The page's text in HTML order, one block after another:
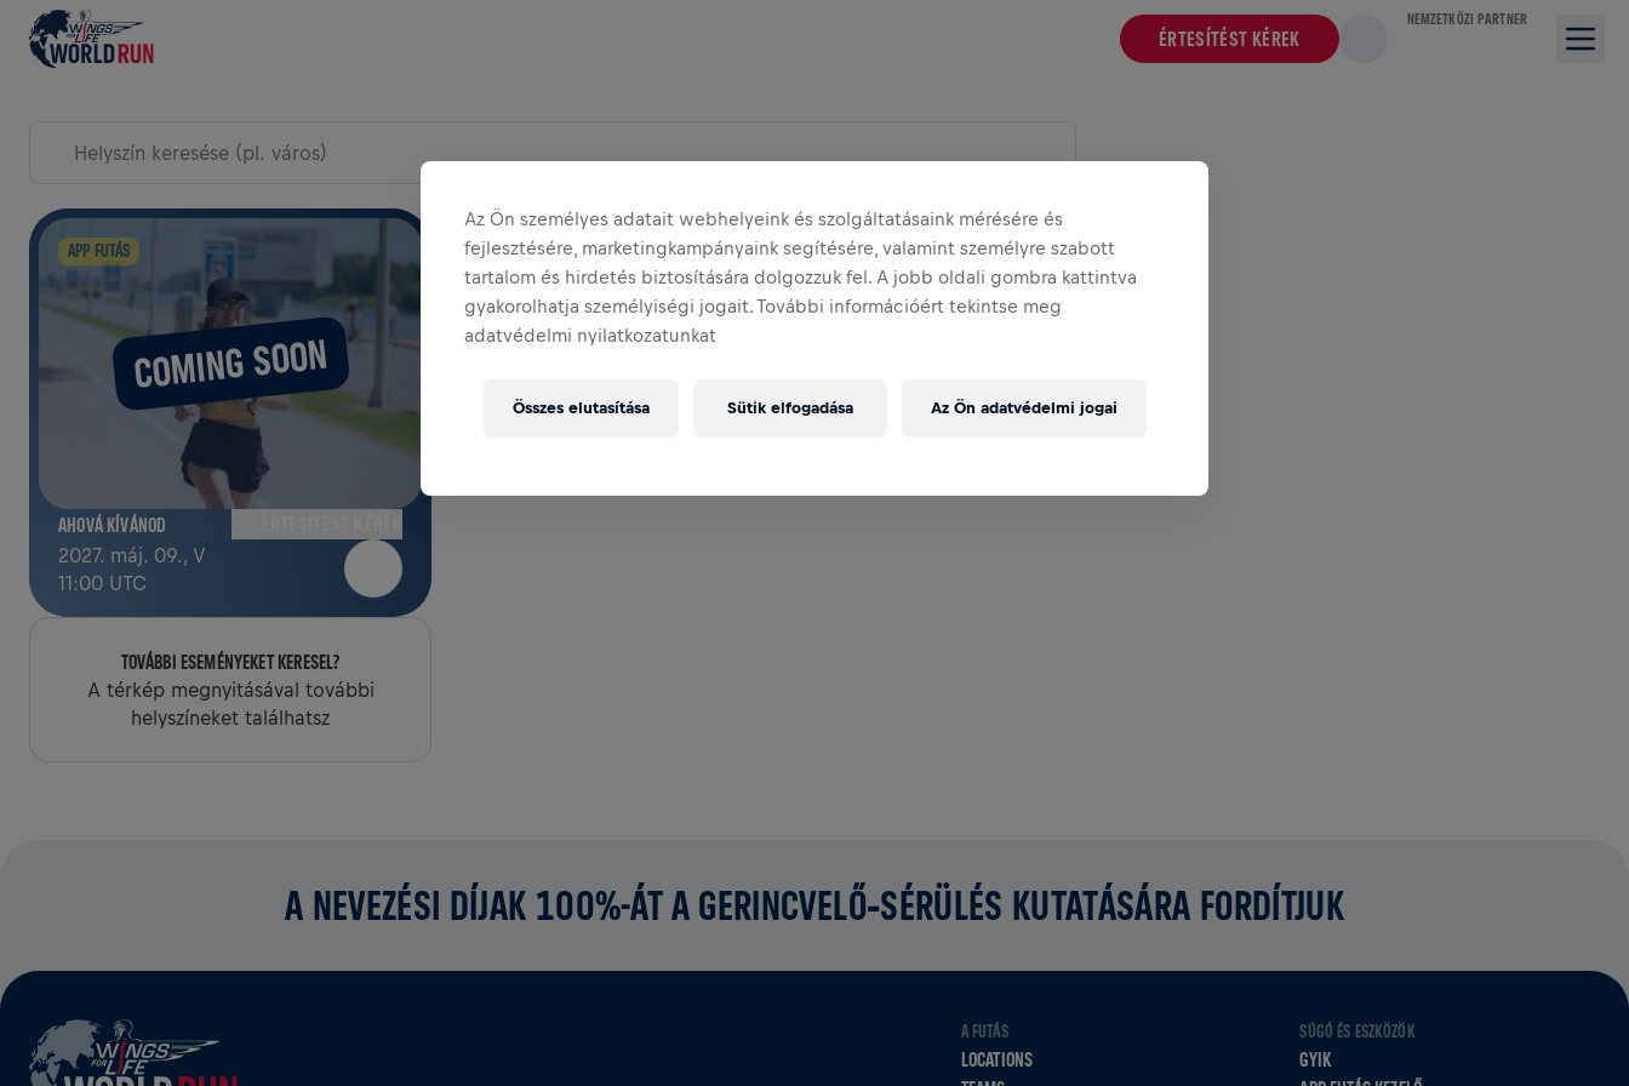
ÉRTESÍTÉST KÉREK
NEMZETKÖZI PARTNER
COMING SOON
APP FUTÁS
AHOVÁ KÍVÁNOD
2027. máj. 09., V
11:00 UTC
TOVÁBBI ESEMÉNYEKET KERESEL?
A térkép megnyitásával további
helyszíneket találhatsz
TÉRKÉP KIBŐVÍTÉSE
A NEVEZÉSI DÍJAK 100%-ÁT A GERINCVELŐ‑SÉRÜLÉS KUTATÁSÁRA FORDÍTJUK
A FUTÁS
LOCATIONS
SÚGÓ ÉS ESZKÖZÖK
GYIK
Az Ön személyes adatait webhelyeink és szolgáltatásaink mérésére és
fejlesztésére, marketingkampányaink segítésére, valamint személyre szabott
tartalom és hirdetés biztosítására dolgozzuk fel. A jobb oldali gombra kattintva
gyakorolhatja személyiségi jogait. További információért tekintse meg
adatvédelmi nyilatkozatunkat
Az Ön adatvédelmi jogai
Összes elutasítása Sütik elfogadása